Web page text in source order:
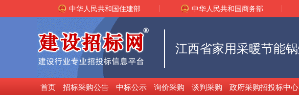
中华人民共和国住建部 中华人民共和国商务部
首页 招标采购公告 中标公示 询价采购 谈判采购 政府采购招投标中心